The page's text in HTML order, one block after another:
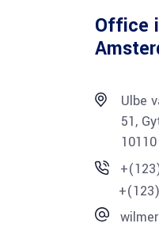
Office
Ulbe
51,
10110